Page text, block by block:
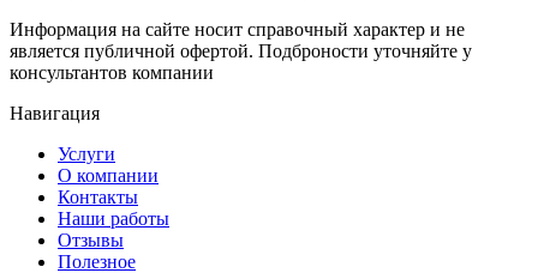
Информация на сайте носит справочный характер и не
является публичной офертой. Подброности уточняйте у
консультантов компании
Навигация
Услуги
О компании
Контакты
Наши работы
Отзывы
Полезное